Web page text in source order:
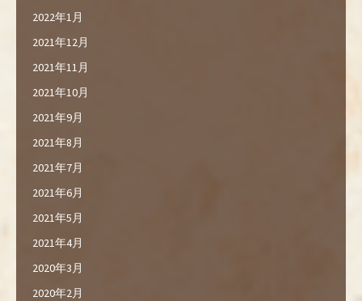
2022年1月
2021年12月
2021年11月
2021年10月
2021年9月
2021年8月
2021年7月
2021年6月
2021年5月
2021年4月
2020年3月
2020年2月